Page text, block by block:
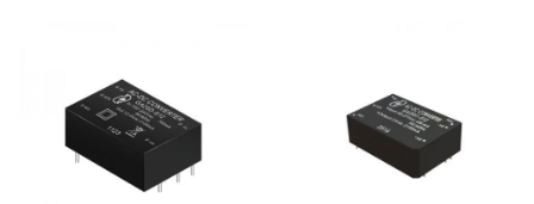
85%。...
DOE6，无负载功耗
<0.1W，效率最高可达
82%。 这款全球输入AC-